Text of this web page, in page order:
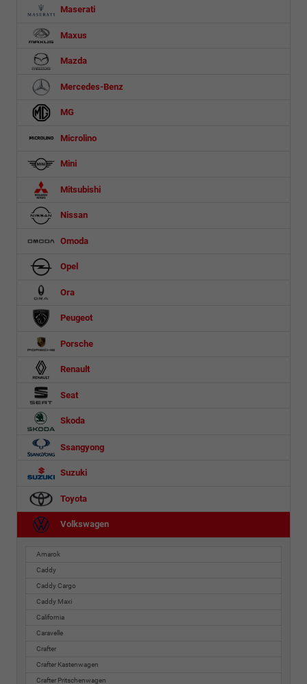
Maserati
Maxus
Mazda
Mercedes-Benz
MG
Microlino
Mini
Mitsubishi
Nissan
Omoda
Opel
Ora
Peugeot
Porsche
Renault
Seat
Skoda
Ssangyong
Suzuki
Toyota
Volkswagen
Amarok
Caddy
Caddy Cargo
Caddy Maxi
California
Caravelle
Crafter
Crafter Kastenwagen
Crafter Pritschenwagen